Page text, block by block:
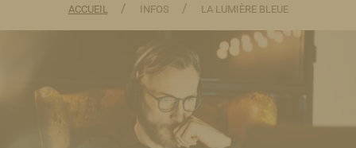
ACCUEIL / INFOS / LA LUMIÈRE BLEUE
DÉCOUVRIR